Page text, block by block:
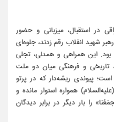
در استقبال، میزبانی و حضور
شهید انقلاب رقم زدند، جلوه‌ای
این همراهی و همدلی، تجلی
تاریخی و فرهنگی میان دو ملت
پیوندی ریشه‌دار که در پرتو
همواره استوار مانده و
را بار دیگر در برابر دیدگان